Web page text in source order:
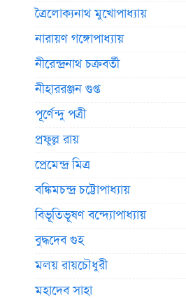
ত্রৈলোক্যনাথ মুখোপাধ্যায়
নারায়ণ গঙ্গোপাধ্যায়
নীরেন্দ্রনাথ চক্রবর্তী
নীহাররঞ্জন গুপ্ত
পূর্ণেন্দু পত্রী
প্রফুল্ল রায়
প্রেমেন্দ্র মিত্র
বঙ্কিমচন্দ্র চট্টোপাধ্যায়
বিভূতিভূষণ বন্দ্যোপাধ্যায়
বুদ্ধদেব গুহ
মলয় রায়চৌধুরী
মহাদেব সাহা